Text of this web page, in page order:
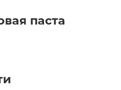
паста